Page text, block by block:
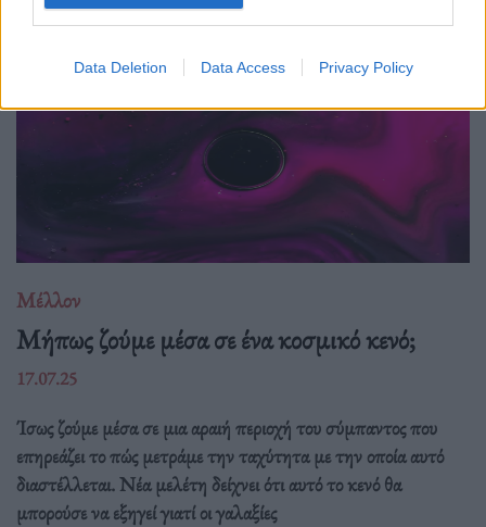
Data Deletion Data Access Privacy Policy
Μέλλον
Μήπως ζούμε μέσα σε ένα κοσμικό κενό;
17.07.25
Ίσως ζούμε μέσα σε μια αραιή περιοχή του σύμπαντος που
επηρεάζει το πώς μετράμε την ταχύτητα με την οποία αυτό
διαστέλλεται. Νέα μελέτη δείχνει ότι αυτό το κενό θα
μπορούσε να εξηγεί γιατί οι γαλαξίες